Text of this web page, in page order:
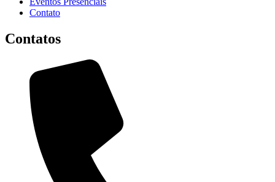
Contato
Contatos